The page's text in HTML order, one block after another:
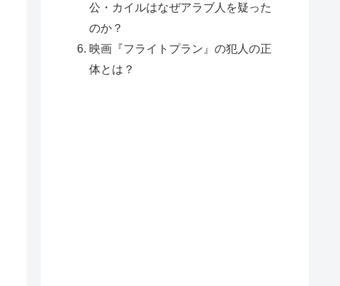
公・カイルはなぜアラブ人を疑った
のか？
映画『フライトプラン』の犯人の正
体とは？